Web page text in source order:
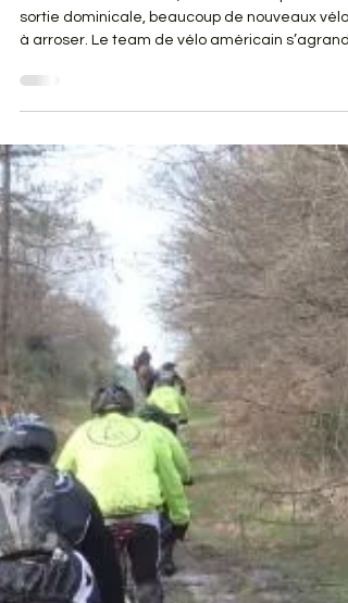
Archives
Dimanche 16 mars VTT Gennes
Aventures
sortie dominicale, beaucoup de nouveaux vélos
à arroser. Le team de vélo américain s’agrandi.